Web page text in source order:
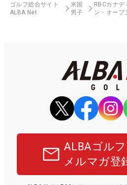
ゴルフ総合サイト
ALBA Net
米国
男子
RBCカナデ
ン・オープ
ALBAゴル
メルマガ登